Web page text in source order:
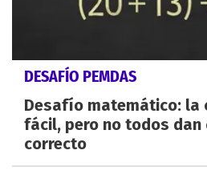
DESAFÍO PEMDAS
Desafío matemático: la
fácil, pero no todos
correcto